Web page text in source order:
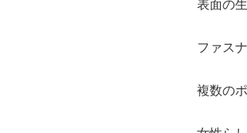
表面の
ファス
複数の